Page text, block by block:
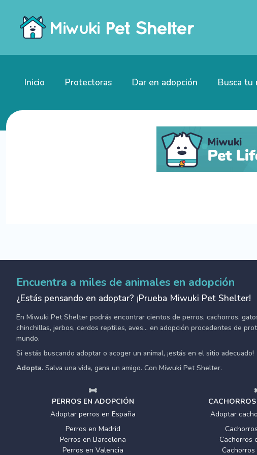
Inicio Protectoras Dar en adopción Busca tu
Encuentra a miles de animales en adopción
¿Estás pensando en adoptar? ¡Prueba Miwuki Pet Shelter!
En Miwuki Pet Shelter podrás encontrar cientos de perros, cachorros,
chinchillas, jerbos, cerdos reptiles, aves... en adopción procedentes de
mundo.
Si estás buscando adoptar o acoger un animal, ¡estás en el sitio adecuado!
Adopta. Salva una vida, gana un amigo. Con Miwuki Pet Shelter.
PERROS EN ADOPCIÓN
Adoptar perros en España
Perros en Madrid
Perros en Barcelona
Perros en Valencia
Adoptar
Cachorros